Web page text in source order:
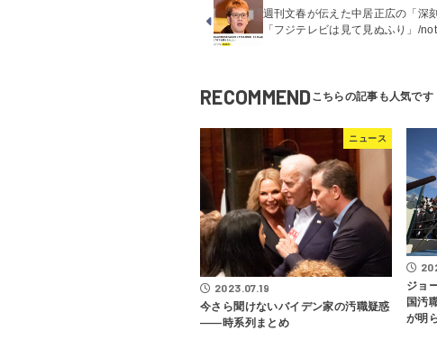
週刊文春が伝えた中居正広の「深
「フジテレビは見て見ぬふり」/
RECOMMEND
ニュース
2023.07.19
今さら聞けないバイデン家の汚職疑惑
――時系列まとめ
ジョ
国汚
が明